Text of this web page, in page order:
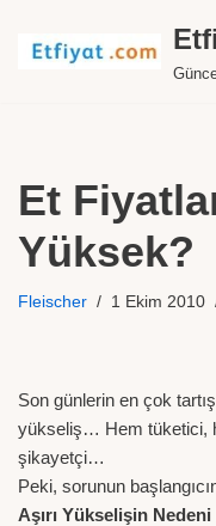
İçeriğe
Et
Yüksek?
Fleischer 1 Ekim 2010
Son günlerin en çok
yükseliş… Hem tüketici,
şikayetçi…
Peki, sorunun
Aşırı Yükselişin Nedeni